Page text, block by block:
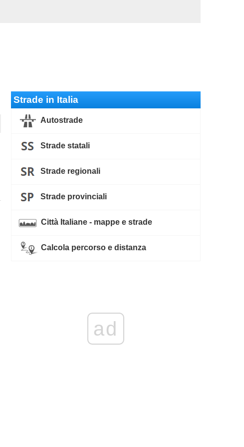
Strade in Italia
Autostrade
Strade statali
Strade regionali
Strade provinciali
Città Italiane - mappe e strade
Calcola percorso e distanza
ad